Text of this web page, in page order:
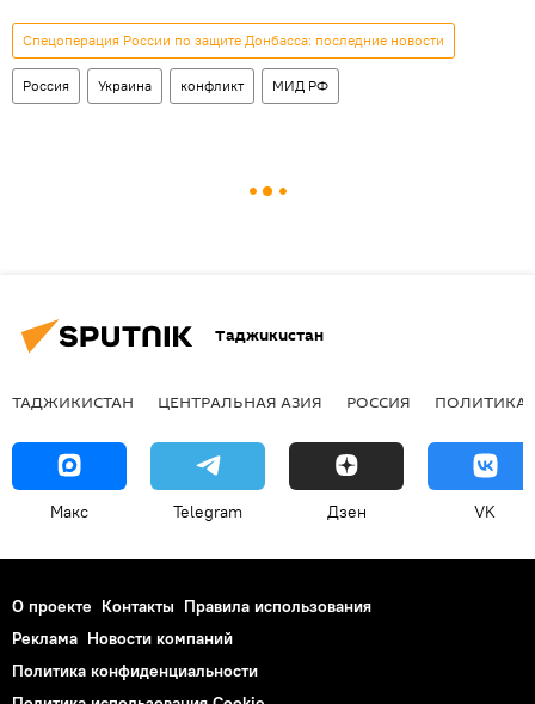
Спецоперация России по защите Донбасса: последние новости
Россия Украина конфликт МИД РФ
Таджикистан
ТАДЖИКИСТАН ЦЕНТРАЛЬНАЯ АЗИЯ РОССИЯ ПОЛИТИКА
Макс Telegram Дзен VK
О проекте Контакты Правила использования
Реклама Новости компаний
Политика конфиденциальности